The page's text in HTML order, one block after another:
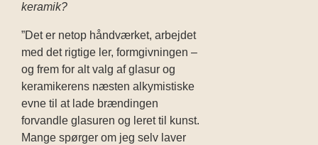
keramik?
”Det er netop håndværket, arbejdet
med det rigtige ler, formgivningen –
og frem for alt valg af glasur og
keramikerens næsten alkymistiske
evne til at lade brændingen
forvandle glasuren og leret til kunst.
Mange spørger om jeg selv laver